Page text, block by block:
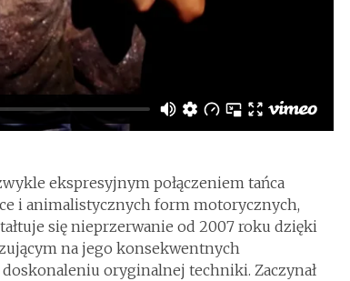
ekspresyjnym połączeniem tańca
i animalistycznych form motorycznych,
się nieprzerwanie od 2007 roku dzięki
na jego konsekwentnych
oryginalnej techniki. Zaczynał